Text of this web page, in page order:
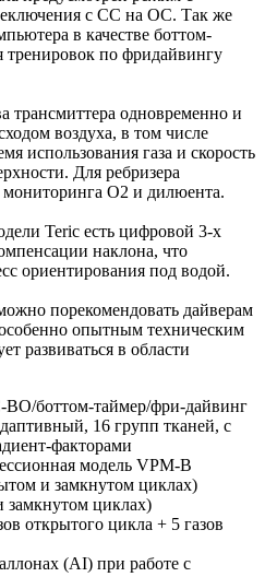
с СС на ОС. Так же
в качестве боттом-
тренировок по фридайвингу
трансмиттера одновременно и
воздуха, в том числе
использования газа и скорость
Для ребризера
мониторинга О2 и дилюента.
Teric есть цифровой 3-х
наклона, что
ориентирования под водой.
порекомендовать дайверам
опытным техническим
развиваться в области
боттом-таймер/фри-дайвинг
16 групп тканей, c
факторами
модель VPM-B
и замкнутом циклах)
циклах)
открытого цикла + 5 газов
(AI) при работе с